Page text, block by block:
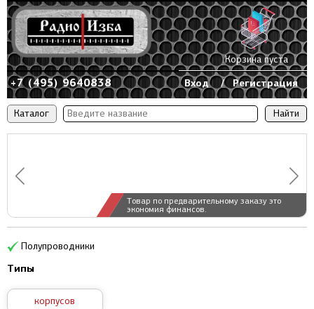
Каталог
Товар по предварительному заказу это
экономия финансов.
+7 (495) 9640838 Вход / Регистрация
Корзина пуста
Полупроводники
Типы
корпусов